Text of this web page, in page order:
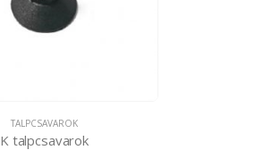
TALPCSAVAROK
K talpcsavarok